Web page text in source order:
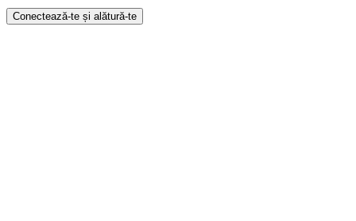
Conectează-te și alătură-te